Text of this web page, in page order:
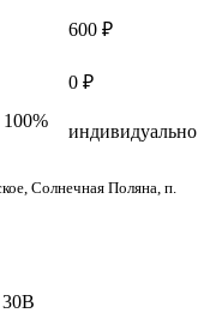
600 ₽
0 ₽
индивидуально
Солнечная Поляна, п.
30В